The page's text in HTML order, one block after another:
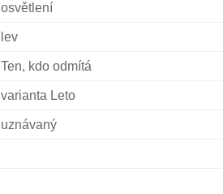
osvětlení
lev
Ten, kdo odmítá
varianta Leto
uznávaný